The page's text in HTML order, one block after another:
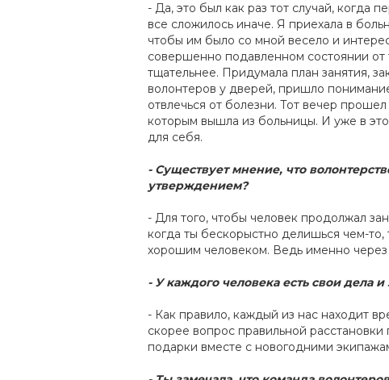
- Да, это был как раз тот случай, когда
все сложилось иначе. Я приехала в
чтобы им было со мной весело и
совершенно подавленном состоянии от
тщательнее. Придумала план занятия,
волонтеров у дверей, пришло
отвлечься от болезни. Тот вечер
которым вышла из больницы. И уже в
для себя.
- Существует мнение, что
утверждением?
- Для того, чтобы человек продолжал
когда ты бескорыстно делишься чем-
хорошим человеком. Ведь именно
- У каждого человека есть свои дела
- Как правило, каждый из нас находит
скорее вопрос правильной
подарки вместе с новогодними